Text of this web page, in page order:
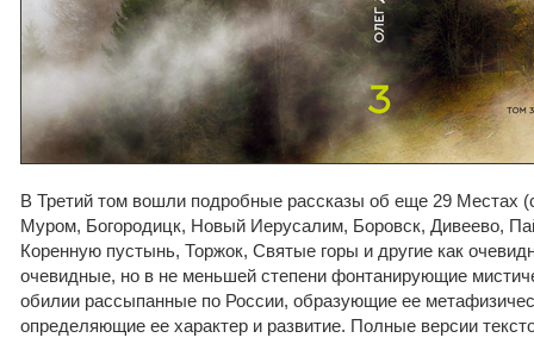
В Третий том вошли подробные рассказы об еще 29 Местах
Муром, Богородицк, Новый Иерусалим, Боровск, Дивеево,
Коренную пустынь, Торжок, Святые горы и другие как
очевидные, но в не меньшей степени фонтанирующие
обилии рассыпанные по России, образующие ее
определяющие ее характер и развитие. Полные версии